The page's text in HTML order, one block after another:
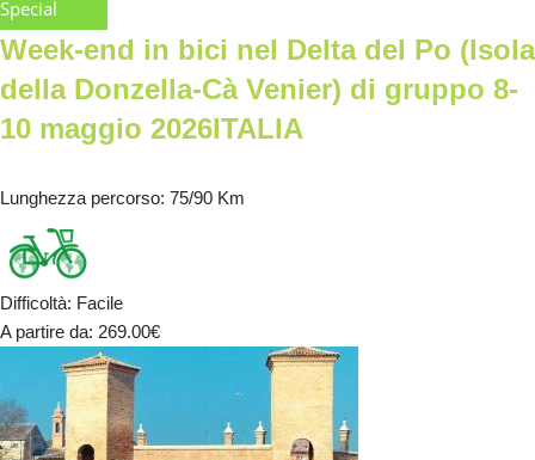
Special
Week-end in bici nel Delta del Po (Isola
della Donzella-Cà Venier) di gruppo 8-
10 maggio 2026ITALIA
Lunghezza percorso: 75/90 Km
Difficoltà: Facile
A partire da: 269.00€